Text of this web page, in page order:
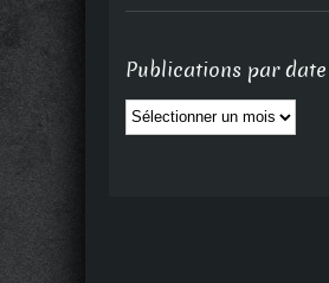
Publications par date
Publications
par